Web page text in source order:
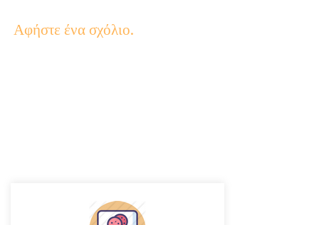
Αφήστε ένα σχόλιο.